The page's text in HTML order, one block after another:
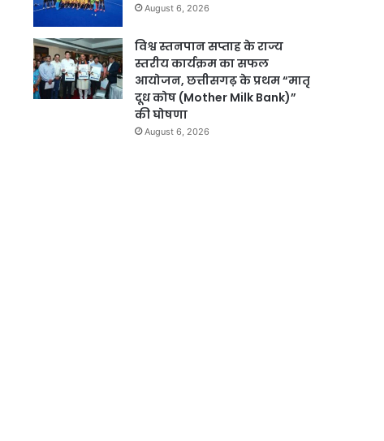
August 6, 2026
विश्व स्तनपान सप्ताह के राज्य
स्तरीय कार्यक्रम का सफल
आयोजन, छत्तीसगढ़ के प्रथम “मातृ
दूध कोष (Mother Milk Bank)”
की घोषणा
August 6, 2026